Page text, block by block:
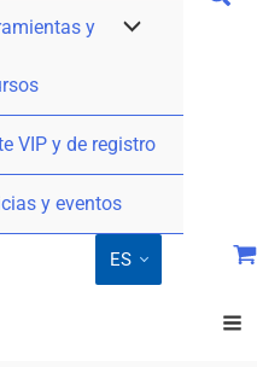
y
VIP y de registro
y eventos
ES